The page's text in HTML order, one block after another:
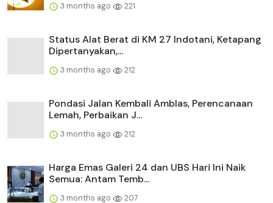
3 months ago 221
Status Alat Berat di KM 27 Indotani, Ketapang
Dipertanyakan,...
3 months ago 212
Pondasi Jalan Kembali Amblas, Perencanaan
Lemah, Perbaikan J...
3 months ago 212
Harga Emas Galeri 24 dan UBS Hari Ini Naik
Semua: Antam Temb...
3 months ago 207